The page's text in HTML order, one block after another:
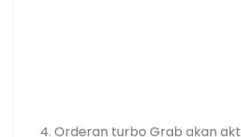
4. Orderan turbo Grab akan